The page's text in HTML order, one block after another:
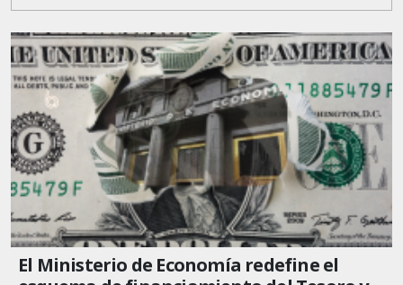
El Ministerio de Economía redefine el